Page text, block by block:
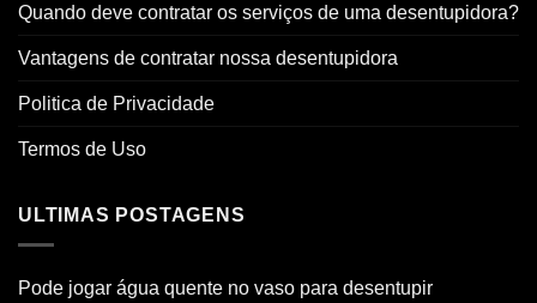
Quando deve contratar os serviços de uma desentupidora?
Vantagens de contratar nossa desentupidora
Politica de Privacidade
Termos de Uso
ULTIMAS POSTAGENS
Pode jogar água quente no vaso para desentupir